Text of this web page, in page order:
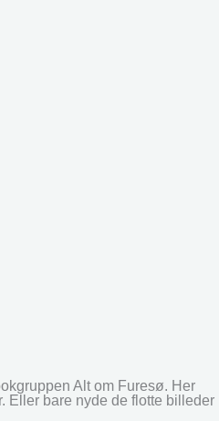
Alt om Furesø. Her
Eller bare nyde de flotte billeder